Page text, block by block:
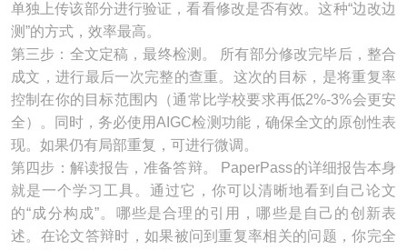
单独上传该部分进行验证，看看修改是否有效。这种“边改边
测”的方式，效率最高。
第三步：全文定稿，最终检测。 所有部分修改完毕后，整合
成文，进行最后一次完整的查重。这次的目标，是将重复率
控制在你的目标范围内（通常比学校要求再低2%-3%会更安
全）。同时，务必使用AIGC检测功能，确保全文的原创性表
现。如果仍有局部重复，可进行微调。
第四步：解读报告，准备答辩。 PaperPass的详细报告本身
就是一个学习工具。通过它，你可以清晰地看到自己论文
的“成分构成”。哪些是合理的引用，哪些是自己的创新表
述。在论文答辩时，如果被问到重复率相关的问题，你完全